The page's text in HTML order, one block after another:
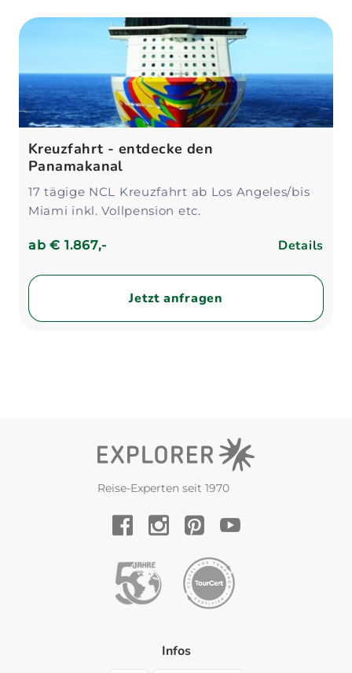
Kreuzfahrt - entdecke den
Panamakanal
17 tägige NCL Kreuzfahrt ab Los Angeles/bis
Miami inkl. Vollpension etc.
ab€ 1.867,- Details
Jetzt anfragen
Reise-Experten seit 1970
Infos